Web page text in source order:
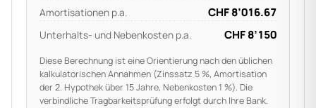
Amortisationen p.a. CHF8’016.67
Unterhalts- und Nebenkosten p.a. CHF8’150
Diese Berechnung ist eine Orientierung nach den üblichen
kalkulatorischen Annahmen (Zinssatz 5 %, Amortisation
der 2. Hypothek über 15 Jahre, Nebenkosten 1 %). Die
verbindliche Tragbarkeitsprüfung erfolgt durch Ihre Bank.